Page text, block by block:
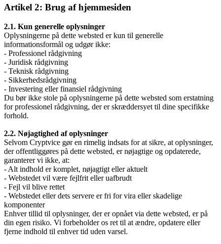
Artikel 2: Brug af hjemmesiden
2.1. Kun generelle oplysninger
Oplysningerne på dette websted er kun til generelle
informationsformål og udgør ikke:
- Professionel rådgivning
- Juridisk rådgivning
- Teknisk rådgivning
- Sikkerhedsrådgivning
- Investering eller finansiel rådgivning
Du bør ikke stole på oplysningerne på dette websted som erstatning
for professionel rådgivning, der er skræddersyet til dine specifikke
forhold.
2.2. Nøjagtighed af oplysninger
Selvom Cryptvice gør en rimelig indsats for at sikre, at oplysninger,
der offentliggøres på dette websted, er nøjagtige og opdaterede,
garanterer vi ikke, at:
- Alt indhold er komplet, nøjagtigt eller aktuelt
- Webstedet vil være fejlfrit eller uafbrudt
- Fejl vil blive rettet
- Webstedet eller dets servere er fri for vira eller skadelige
komponenter
Enhver tillid til oplysninger, der er opnået via dette websted, er på
din egen risiko. Vi forbeholder os ret til at ændre, opdatere eller
fjerne indhold til enhver tid uden varsel.